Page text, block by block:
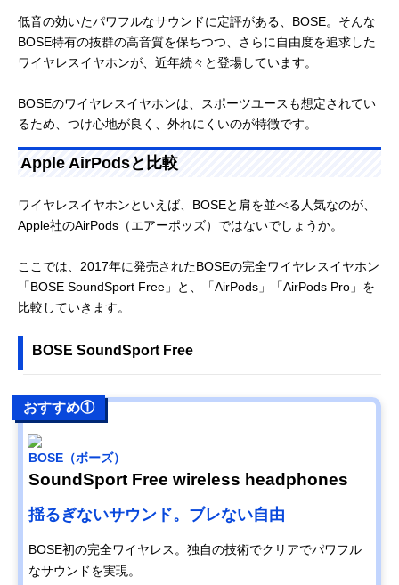
低音の効いたパワフルなサウンドに定評がある、BOSE。そんな
BOSE特有の抜群の高音質を保ちつつ、さらに自由度を追求した
ワイヤレスイヤホンが、近年続々と登場しています。
BOSEのワイヤレスイヤホンは、スポーツユースも想定されてい
るため、つけ心地が良く、外れにくいのが特徴です。
Apple AirPodsと比較
ワイヤレスイヤホンといえば、BOSEと肩を並べる人気なのが、
Apple社のAirPods（エアーポッズ）ではないでしょうか。
ここでは、2017年に発売されたBOSEの完全ワイヤレスイヤホン
「BOSE SoundSport Free」と、「AirPods」「AirPods Pro」を
比較していきます。
BOSE SoundSport Free
おすすめ①
BOSE（ボーズ）
SoundSport Free wireless headphones
揺るぎないサウンド。ブレない自由
BOSE初の完全ワイヤレス。独自の技術でクリアでパワフル
なサウンドを実現。